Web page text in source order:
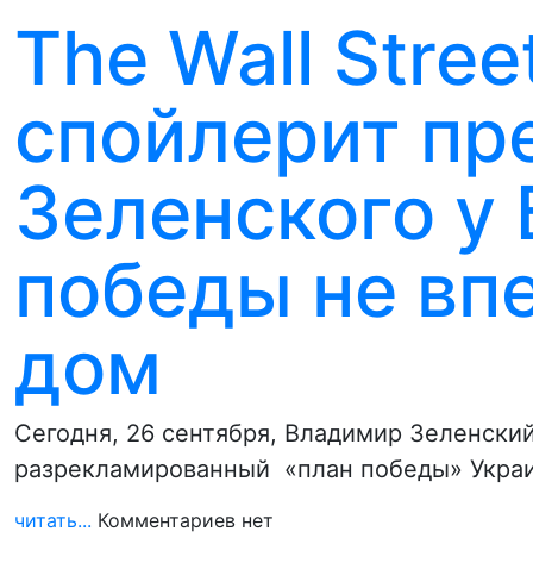
The Wall
спойлерит
Зеленского
победы не
дом
Сегодня, 26 сентября, Владимир
разрекламированный «план победы»
читать... Комментариев нет